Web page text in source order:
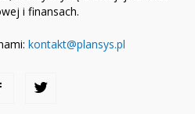
i finansach.
kontakt@plansys.pl